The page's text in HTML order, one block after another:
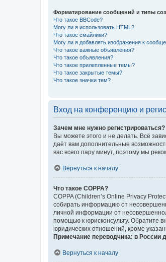
Форматирование сообщений и типы
Что такое BBCode?
Могу ли я использовать HTML?
Что такое смайлики?
Могу ли я добавлять изображения к
Что такое важные объявления?
Что такое объявления?
Что такое прилепленные темы?
Что такое закрытые темы?
Что такое значки тем?
Вход на конференцию и
Зачем мне нужно регистрироваться?
Вы можете этого и не делать. Всё
даёт вам дополнительные
вас всего пару минут, поэтому мы
Вернуться к началу
Что такое COPPA?
COPPA (Children’s Online Privacy
собирать информацию от
личной информации от
помощью к юрисконсульту. Обратите
юридических отношений, кроме
Примечание переводчика: в России
Вернуться к началу